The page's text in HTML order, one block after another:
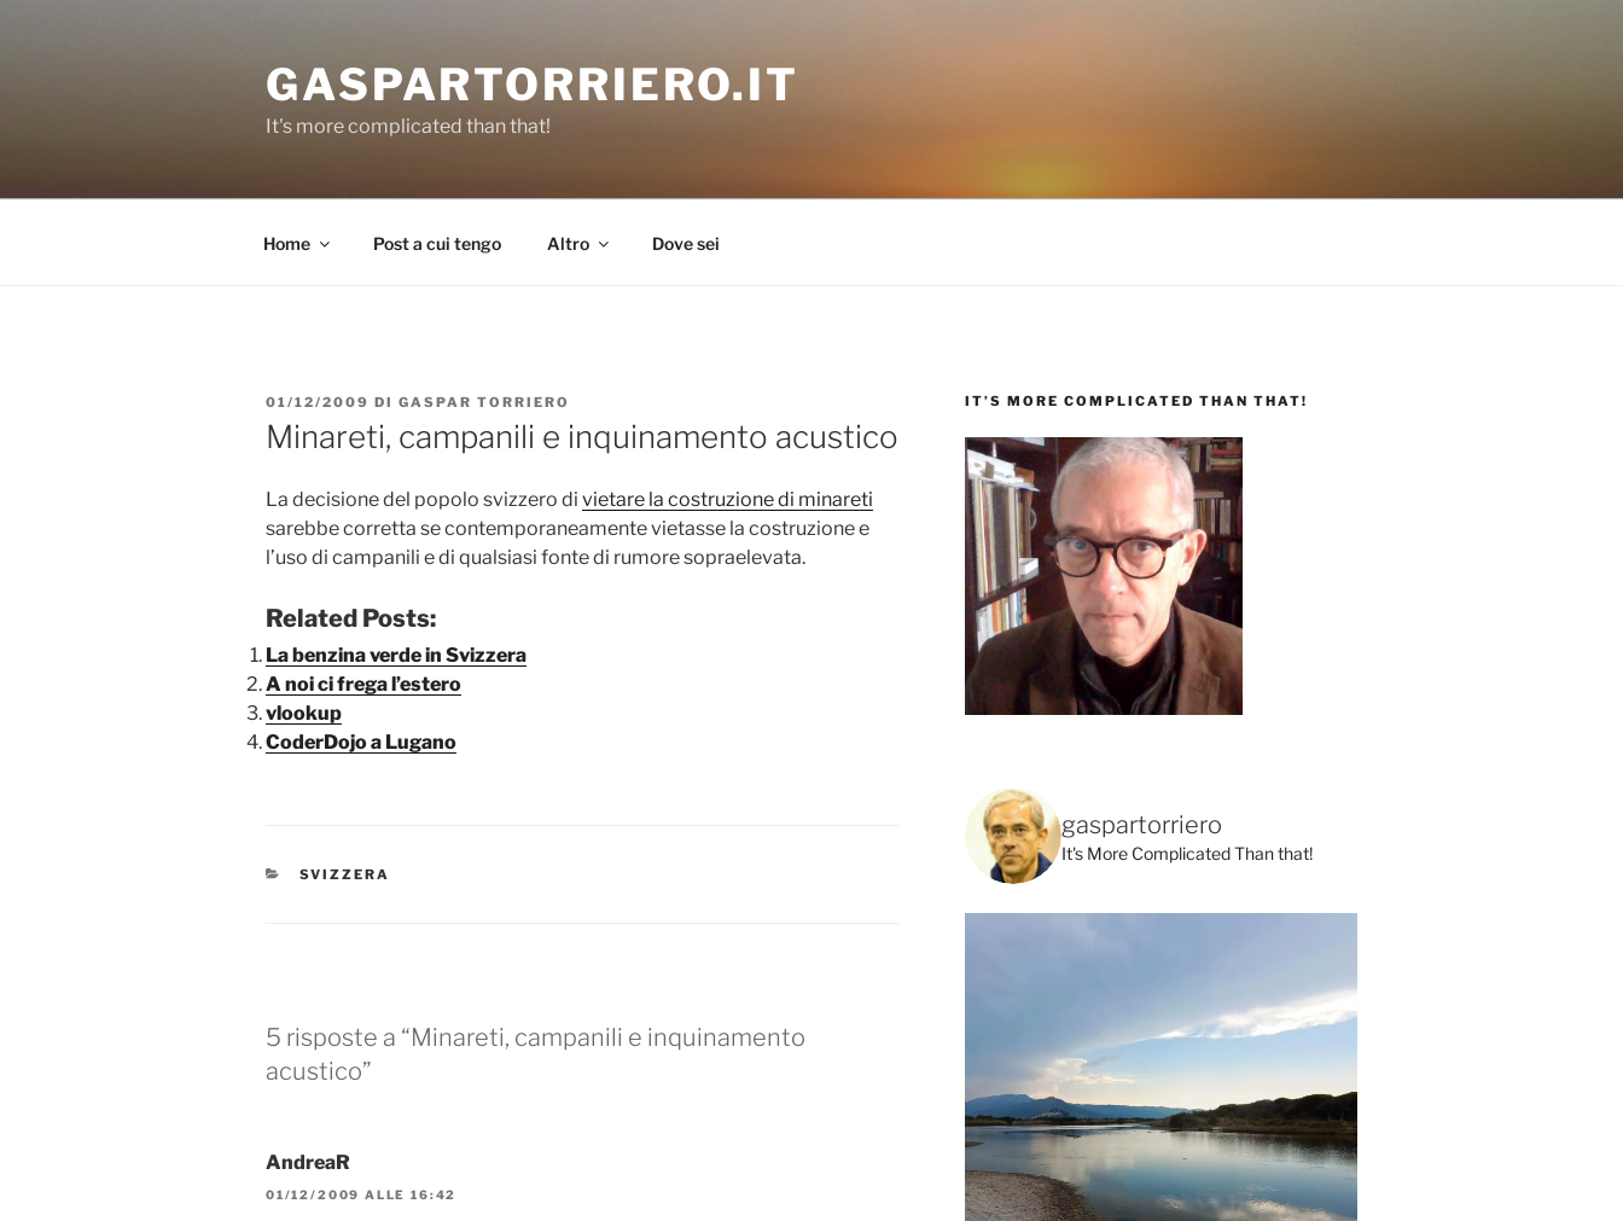
GASPARTORRIERO.IT
It's more complicated than that!
Home Post a cui tengo Altro Dove sei
PUBBLICATO
IL
01/12/2009 DI GASPAR TORRIERO
Minareti, campanili e inquinamento acustico
La decisione del popolo svizzero di vietare la costruzione di minareti
sarebbe corretta se contemporaneamente vietasse la costruzione e
l’uso di campanili e di qualsiasi fonte di rumore sopraelevata.
Related Posts:
La benzina verde in Svizzera
A noi ci frega l’estero
vlookup
CoderDojo a Lugano
CATEGORIE
SVIZZERA
5 risposte a “Minareti, campanili e inquinamento
acustico”
AndreaR
01/12/2009 ALLE 16:42
IT’S MORE COMPLICATED THAN THAT!
gaspartorriero
It's More Complicated Than that!